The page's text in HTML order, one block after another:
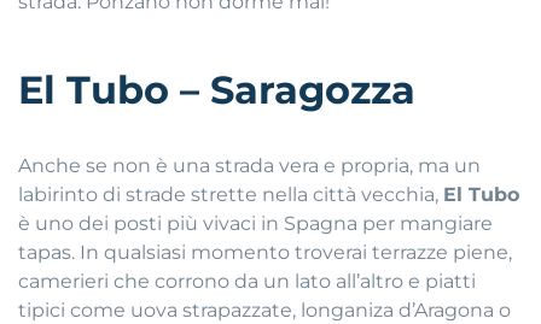
El Tubo – Saragozza
Anche se non è una strada vera e propria, ma un
labirinto di strade strette nella città vecchia, El Tubo
è uno dei posti più vivaci in Spagna per mangiare
tapas. In qualsiasi momento troverai terrazze piene,
camerieri che corrono da un lato all’altro e piatti
tipici come uova strapazzate, longaniza d’Aragona o